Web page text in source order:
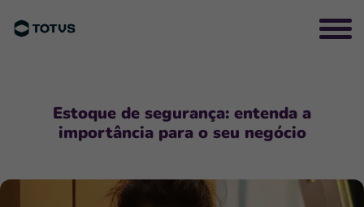
Estoque de segurança: entenda a
importância para o seu negócio